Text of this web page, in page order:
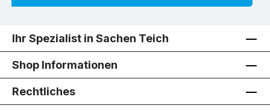
Ihr Spezialist in Sachen Teich
Shop Informationen
Rechtliches